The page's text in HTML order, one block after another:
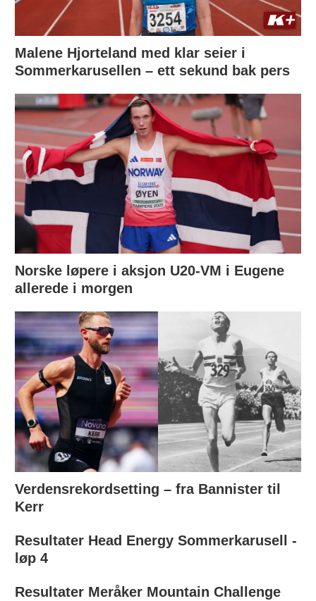
Malene Hjorteland med klar seier i
Sommerkarusellen – ett sekund bak pers
Norske løpere i aksjon U20-VM i Eugene
allerede i morgen
Verdensrekordsetting – fra Bannister til
Kerr
Resultater Head Energy Sommerkarusell -
løp 4
Resultater Meråker Mountain Challenge